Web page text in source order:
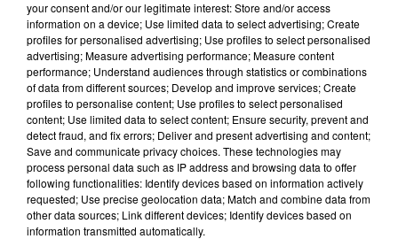
your consent and/or our legitimate interest: Store and/or access
information on a device; Use limited data to select advertising; Create
profiles for personalised advertising; Use profiles to select personalised
advertising; Measure advertising performance; Measure content
performance; Understand audiences through statistics or combinations
of data from different sources; Develop and improve services; Create
profiles to personalise content; Use profiles to select personalised
content; Use limited data to select content; Ensure security, prevent and
detect fraud, and fix errors; Deliver and present advertising and content;
Save and communicate privacy choices. These technologies may
process personal data such as IP address and browsing data to offer
following functionalities: Identify devices based on information actively
requested; Use precise geolocation data; Match and combine data from
other data sources; Link different devices; Identify devices based on
information transmitted automatically.